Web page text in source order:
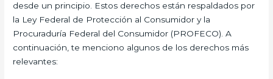
desde un principio. Estos derechos están respaldados por
la Ley Federal de Protección al Consumidor y la
Procuraduría Federal del Consumidor (PROFECO). A
continuación, te menciono algunos de los derechos más
relevantes: